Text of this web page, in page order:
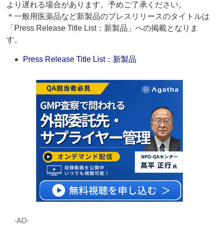
より遅れる場合があります。予めご了承ください。
＊一般用医薬品など新製品のプレスリリースのタイトルは
「Press Release Title List：新製品」への掲載となりま
す。
Press Release Title List：新製品
‐AD‐